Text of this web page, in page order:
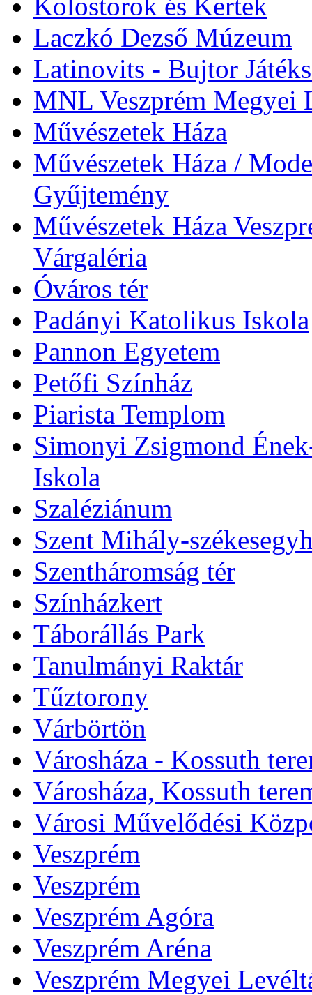
Laczkó Dezső Múzeum
Latinovits - Bujtor
MNL Veszprém Megyei
Művészetek Háza
Művészetek Háza /
Gyűjtemény
Művészetek Háza
Várgaléria
Óváros tér
Padányi Katolikus Iskola
Pannon Egyetem
Petőfi Színház
Piarista Templom
Simonyi Zsigmond
Iskola
Szaléziánum
Szent Mihály-
Szentháromság tér
Színházkert
Táborállás Park
Tanulmányi Raktár
Tűztorony
Várbörtön
Városháza - Kossuth
Városháza, Kossuth
Városi Művelődési
Veszprém
Veszprém
Veszprém Agóra
Veszprém Aréna
Veszprém Megyei